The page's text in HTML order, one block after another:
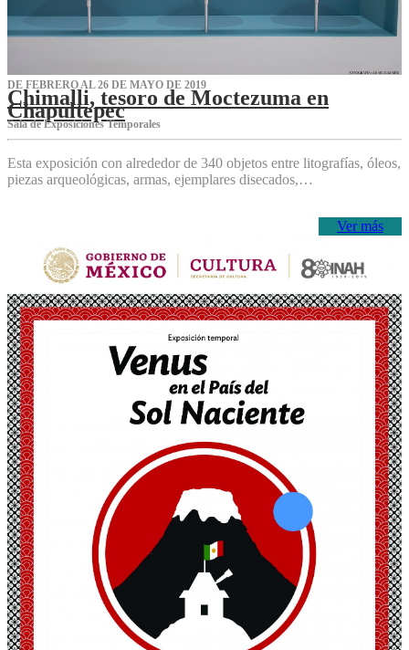
DE FEBRERO AL 26 DE MAYO DE 2019
Chimalli, tesoro de Moctezuma en
Chapultepec
Sala de Exposiciones Temporales
Esta exposición con alrededor de 340 objetos entre litografías, óleos,
piezas arqueológicas, armas, ejemplares disecados,…
Ver más